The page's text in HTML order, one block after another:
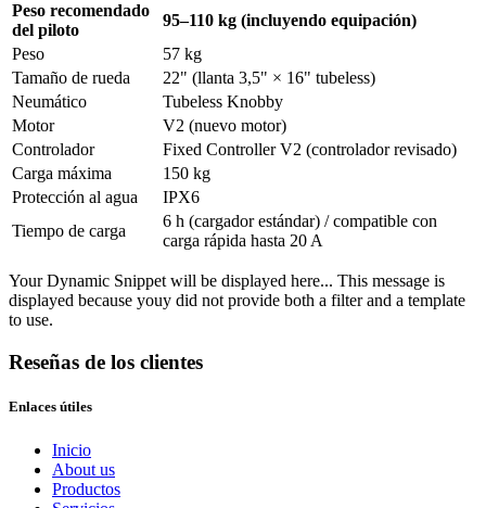
Peso recomendado
del piloto
95–110 kg (incluyendo equipación)
Peso
57 kg
Tamaño de rueda
22" (llanta 3,5" × 16" tubeless)
Neumático
Tubeless Knobby
Motor
V2 (nuevo motor)
Controlador
Fixed Controller V2 (controlador revisado)
Carga máxima
150 kg
Protección al agua
IPX6
Tiempo de carga
6 h (cargador estándar) / compatible con
carga rápida hasta 20 A
Your Dynamic Snippet will be displayed here... This message is
displayed because youy did not provide both a filter and a template
to use.
Reseñas de los clientes
Enlaces útiles
Inicio
About us
Productos